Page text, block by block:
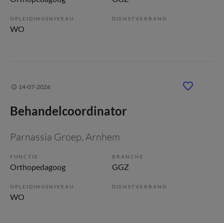
OPLEIDINGSNIVEAU
WO
DIENSTVERBAND
14-07-2026
Behandelcoordinator
Parnassia Groep, Arnhem
FUNCTIE
Orthopedagoog
BRANCHE
GGZ
OPLEIDINGSNIVEAU
WO
DIENSTVERBAND